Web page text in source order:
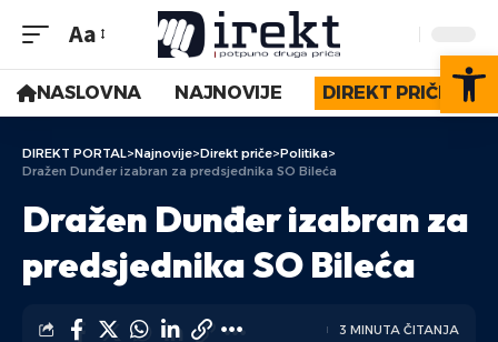
Aa
NASLOVNA NAJNOVIJE DIREKT PRIČE
DIREKT PORTAL>Najnovije>Direkt priče>Politika>
Dražen Dunđer izabran za predsjednika SO Bileća
Dražen Dunđer izabran za
predsjednika SO Bileća
3 MINUTA ČITANJA